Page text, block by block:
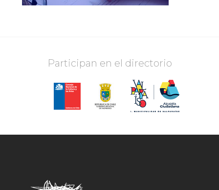
Participan en el directorio